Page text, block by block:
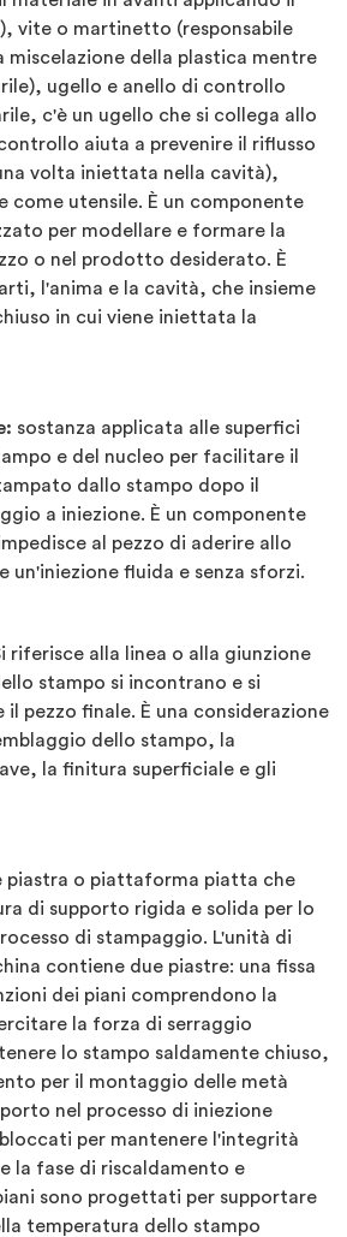
vite o martinetto (responsabile
miscelazione della plastica mentre
ugello e anello di controllo
c'è un ugello che si collega allo
aiuta a prevenire il riflusso
volta iniettata nella cavità),
come utensile. È un componente
per modellare e formare la
o nel prodotto desiderato. È
l'anima e la cavità, che insieme
in cui viene iniettata la
sostanza applicata alle superfici
e del nucleo per facilitare il
dallo stampo dopo il
a iniezione. È un componente
al pezzo di aderire allo
un'iniezione fluida e senza sforzi.
riferisce alla linea o alla giunzione
stampo si incontrano e si
il pezzo finale. È una considerazione
dello stampo, la
la finitura superficiale e gli
piastra o piattaforma piatta che
di supporto rigida e solida per lo
di stampaggio. L'unità di
contiene due piastre: una fissa
dei piani comprendono la
la forza di serraggio
lo stampo saldamente chiuso,
per il montaggio delle metà
nel processo di iniezione
per mantenere l'integrità
la fase di riscaldamento e
sono progettati per supportare
temperatura dello stampo